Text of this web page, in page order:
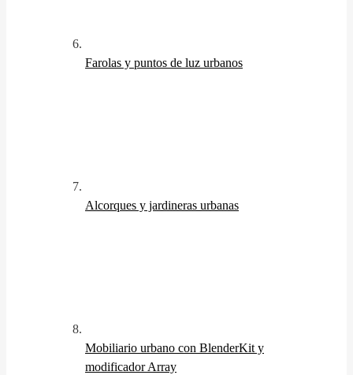
Farolas y puntos de luz urbanos
Alcorques y jardineras urbanas
Mobiliario urbano con BlenderKit y
modificador Array